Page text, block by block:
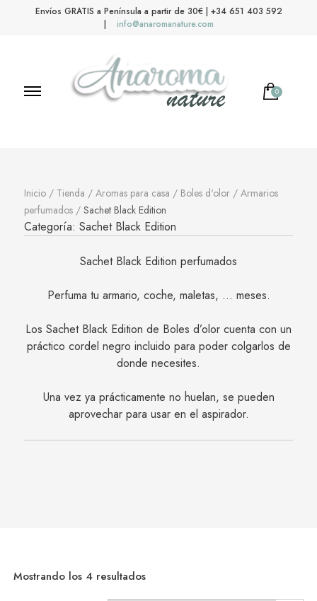
Envíos GRATIS a Península a partir de 30€ | +34 651 403 592
|
info@anaromanature.com
0
Inicio / Tienda / Aromas para casa / Boles d'olor / Armarios
perfumados / Sachet Black Edition
Categoría: Sachet Black Edition
Sachet Black Edition perfumados
Perfuma tu armario, coche, maletas, … meses.
Los Sachet Black Edition de Boles d’olor cuenta con un
práctico cordel negro incluido para poder colgarlos de
donde necesites.
Una vez ya prácticamente no huelan, se pueden
aprovechar para usar en el aspirador.
Mostrando los 4 resultados